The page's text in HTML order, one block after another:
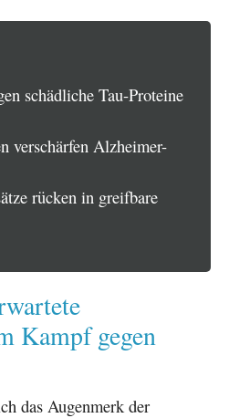
schädliche Tau-Proteine
verschärfen Alzheimer-
rücken in greifbare
Kampf gegen
das Augenmerk der